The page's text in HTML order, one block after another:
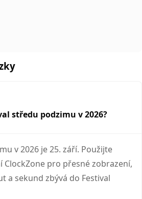
středu podzimu v 2026?
v 2026 je 25. září. Použijte
ClockZone pro přesné zobrazení,
a sekund zbývá do Festival